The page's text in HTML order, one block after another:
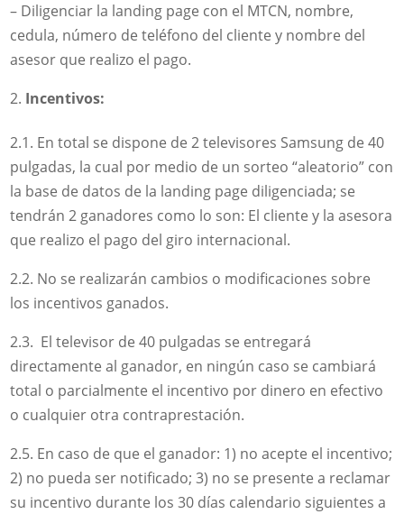
– Diligenciar la landing page con el MTCN, nombre,
cedula, número de teléfono del cliente y nombre del
asesor que realizo el pago.
Incentivos:
2.1. En total se dispone de 2 televisores Samsung de 40
pulgadas, la cual por medio de un sorteo “aleatorio” con
la base de datos de la landing page diligenciada; se
tendrán 2 ganadores como lo son: El cliente y la asesora
que realizo el pago del giro internacional.
2.2. No se realizarán cambios o modificaciones sobre
los incentivos ganados.
2.3. El televisor de 40 pulgadas se entregará
directamente al ganador, en ningún caso se cambiará
total o parcialmente el incentivo por dinero en efectivo
o cualquier otra contraprestación.
2.5. En caso de que el ganador: 1) no acepte el incentivo;
2) no pueda ser notificado; 3) no se presente a reclamar
su incentivo durante los 30 días calendario siguientes a